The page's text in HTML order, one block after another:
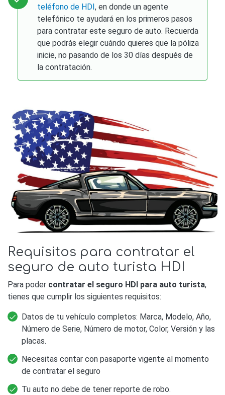
teléfono de HDI, en donde un agente
telefónico te ayudará en los primeros pasos
para contratar este seguro de auto. Recuerda
que podrás elegir cuándo quieres que la póliza
inicie, no pasando de los 30 días después de
la contratación.
Requisitos para contratar el
seguro de auto turista HDI
Para poder contratar el seguro HDI para auto turista,
tienes que cumplir los siguientes requisitos:
Datos de tu vehículo completos: Marca, Modelo, Año,
Número de Serie, Número de motor, Color, Versión y las
placas.
Necesitas contar con pasaporte vigente al momento
de contratar el seguro
Tu auto no debe de tener reporte de robo.